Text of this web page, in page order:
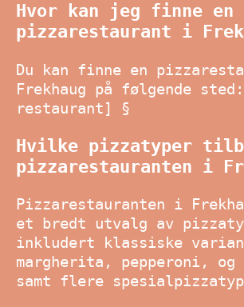
Hvor kan jeg finne en
pizzarestaurant i
Du kan finne en
Frekhaug på følgende
restaurant] §
Hvilke pizzatyper
pizzarestauranten i
Pizzarestauranten i
et bredt utvalg av
inkludert klassiske
margherita, pepperoni, og
samt flere